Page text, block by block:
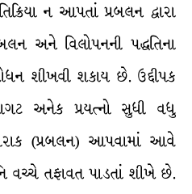
ન આપતાં પ્રબલન દ્વારા
અને વિલોપનની પદ્ધતિના
શીખવી શકાય છે. ઉદ્દીપક
અનેક પ્રયત્નો સુધી વધુ
(પ્રબલન) આપવામાં આવે
વચ્ચે તફાવત પાડતાં શીખે છે.